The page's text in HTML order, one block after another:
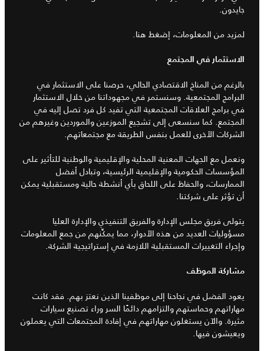
جايدون.
لمزيد من المعلومات، إضغط هنا.
الاستثمار في المجتمع
بالرغم من المناخ الاقتصادي الحالي، حرصنا على الاستثمار في
البرامج المجتمعية. وسنستمر في مجهوداتنا من خلال الاستثمار
في برامج العلاقات المجتمعية التي تفيد كل فرد تصل إليه في
المجتمع. كما سنسعى إلى تشجيع الموزعين والموردين وغيرهم من
الشركات الأخرى للعمل بنفس الطريقة مع مجتمعاتهم.
ونعمل مع الجهات المعنية المحلية والإقليمية والوطنية للتأثير على
المؤسسات الحكومية والإقليمية الرئيسية، وتبادل أفضل
الممارسات، والحفاظ على اللحاق بأي أنشطة حالية ومستقبلية يمكن
أن تؤثر على شركتنا.
يتولى فريق مجلس الإدارة والفريق التنفيذي والإدارة العليا
مسؤوليات العديد من هذه الأدوار، مما يمكِّنهم من جمع المعلومات
وإجراء التغييرات المستقبلية اللازمة في إستراتيجية الشركة.
مشاركة الموظف
يعود الفضل في نجاحنا إلى موظفينا الذين نعتز بهم. فقد كانت
مهاراتهم وحماستهم والتزامهم دائمًا السر وراء تصنيع سيارات
مثيرة. والآن يستغلون مهاراتهم في إفادة المجتمعات التي يعملون
ويعيشون فيها.